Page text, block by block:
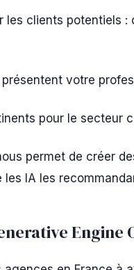
les clients potentiels
votre
pour le secteur
permet de créer
IA les
Engine